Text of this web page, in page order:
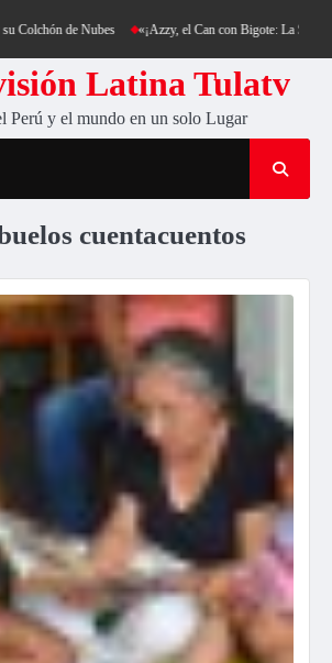
Colchón de Nubes «¡Azzy, el Can con Bigote: La
Latina Tulatv
Perú y el mundo en un solo Lugar
cuentacuentos